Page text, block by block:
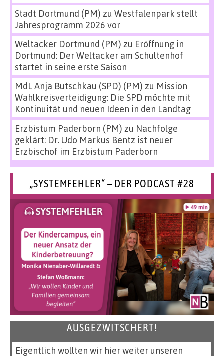
Stadt Dortmund (PM) zu Westfalenpark stellt
Jahresprogramm 2026 vor
Weltacker Dortmund (PM) zu Eröffnung in
Dortmund: Der Weltacker am Schultenhof
startet in seine erste Saison
MdL Anja Butschkau (SPD) (PM) zu Mission
Wahlkreisverteidigung: Die SPD möchte mit
Kontinuität und neuen Ideen in den Landtag
Erzbistum Paderborn (PM) zu Nachfolge
geklärt: Dr. Udo Markus Bentz ist neuer
Erzbischof im Erzbistum Paderborn
„SYSTEMFEHLER“ – DER PODCAST #28
AUSGEZWITSCHERT!
Eigentlich wollten wir hier weiter unseren